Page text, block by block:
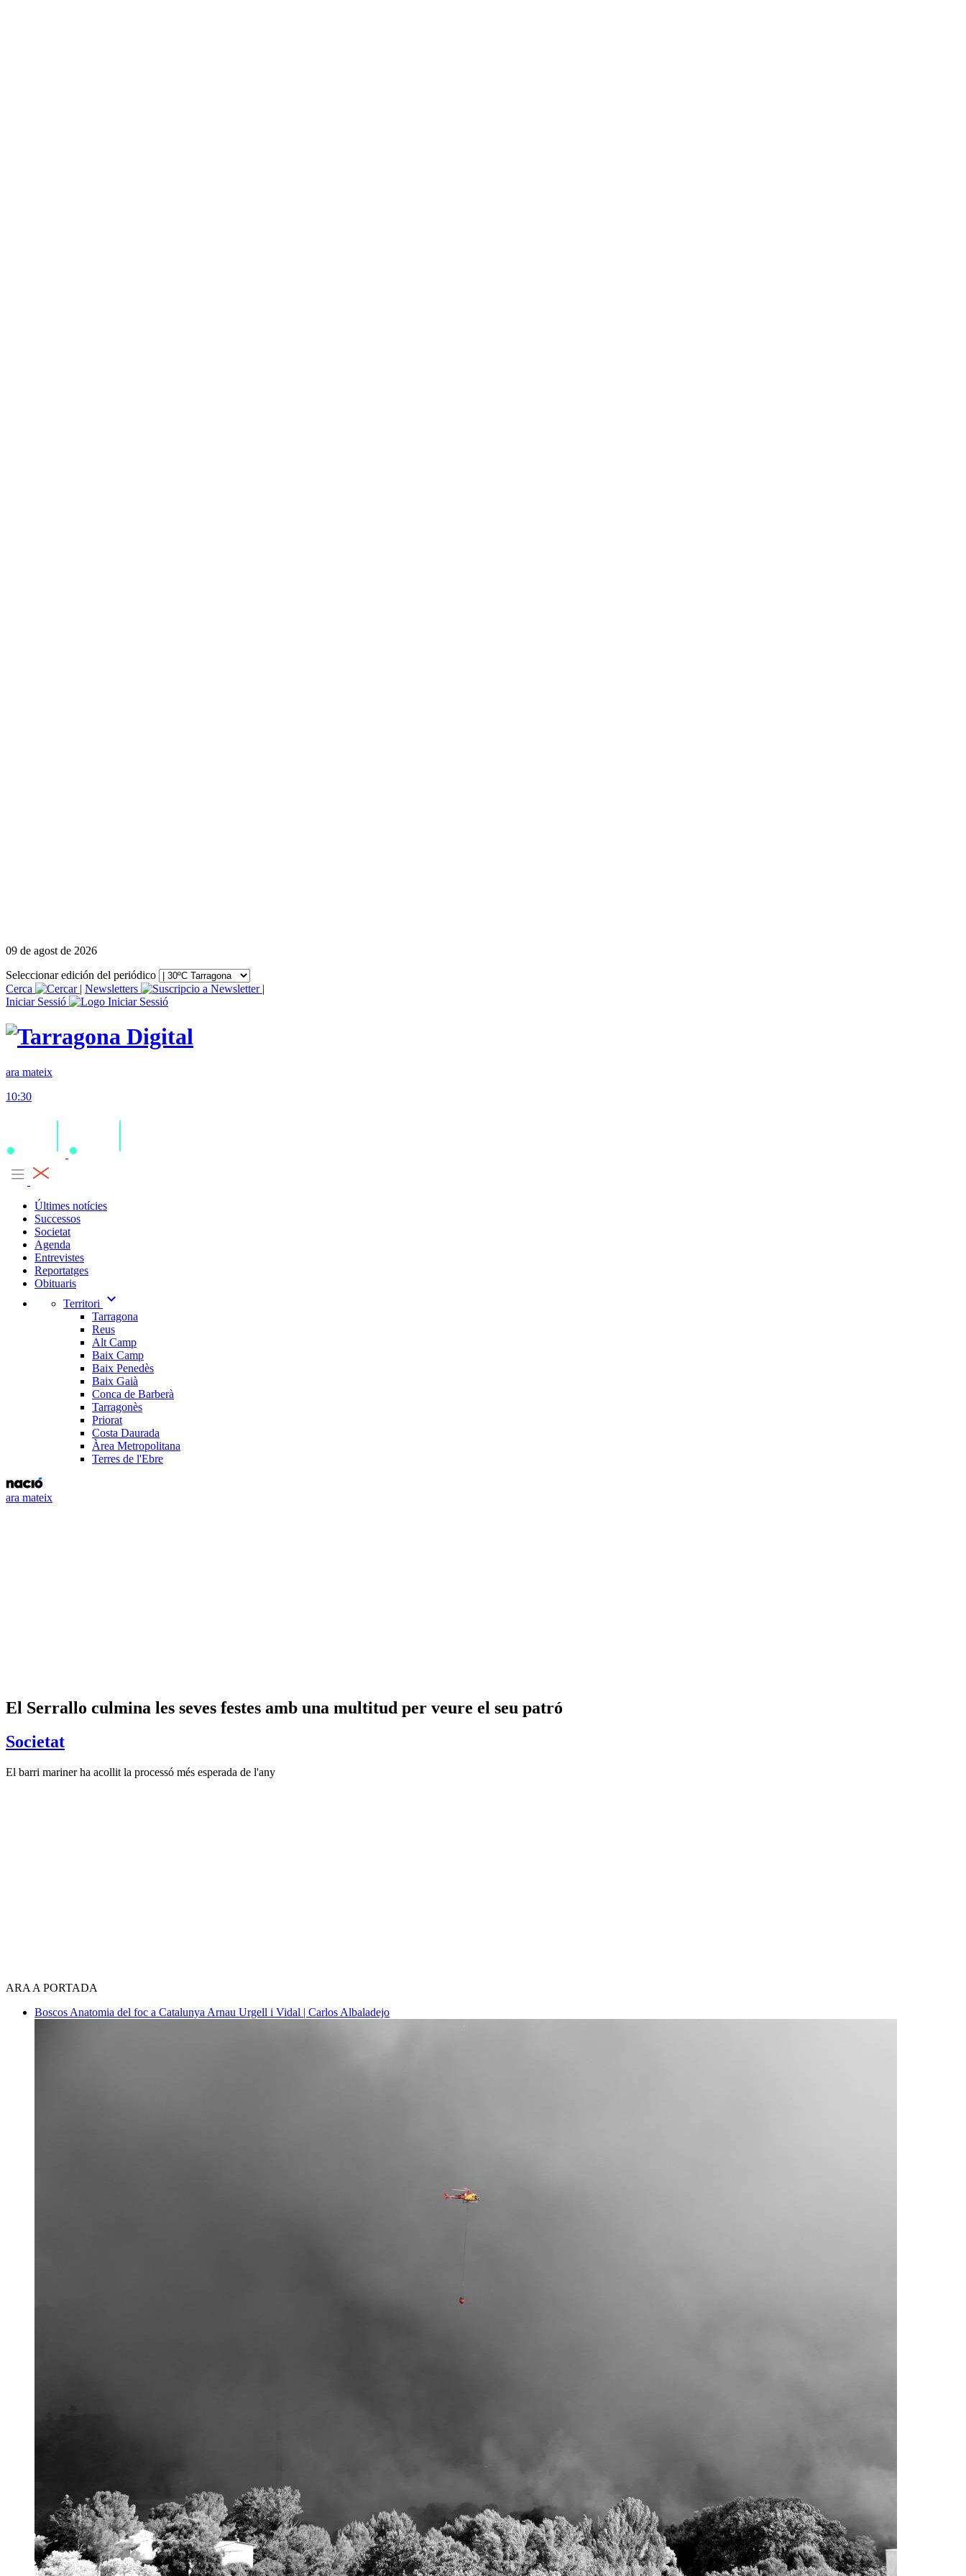
09 de agost de 2026
Seleccionar edición del periódico
Cerca
| Newsletters
|
Iniciar Sessió
ara mateix
10:30
Últimes notícies
Successos
Societat
Agenda
Entrevistes
Reportatges
Obituaris
Territori
expand_more
Tarragona
Reus
Alt Camp
Baix Camp
Baix Penedès
Baix Gaià
Conca de Barberà
Tarragonès
Priorat
Costa Daurada
Àrea Metropolitana
Terres de l'Ebre
ara mateix
El Serrallo culmina les seves festes amb una multitud per veure el seu patró
Societat
El barri mariner ha acollit la processó més esperada de l'any
ARA A PORTADA
Boscos Anatomia del foc a Catalunya Arnau Urgell i Vidal | Carlos Albaladejo